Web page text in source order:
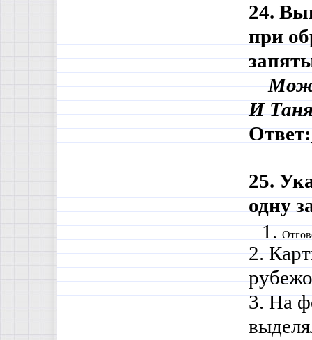
24.
при
И Таня
25.
одну
2.
3. На